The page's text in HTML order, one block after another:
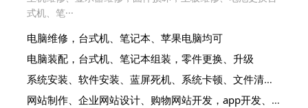
式机、笔···
电脑维修，台式机、笔记本、苹果电脑均可
电脑装配，台式机、笔记本组装，零件更换、升级
系统安装、软件安装、蓝屏死机、系统卡顿、文件清理，数据恢复
网站制作、企业网站设计、购物网站开发，app开发、谷歌排名